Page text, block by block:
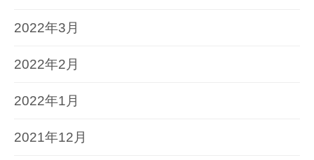
2022年3月
2022年2月
2022年1月
2021年12月